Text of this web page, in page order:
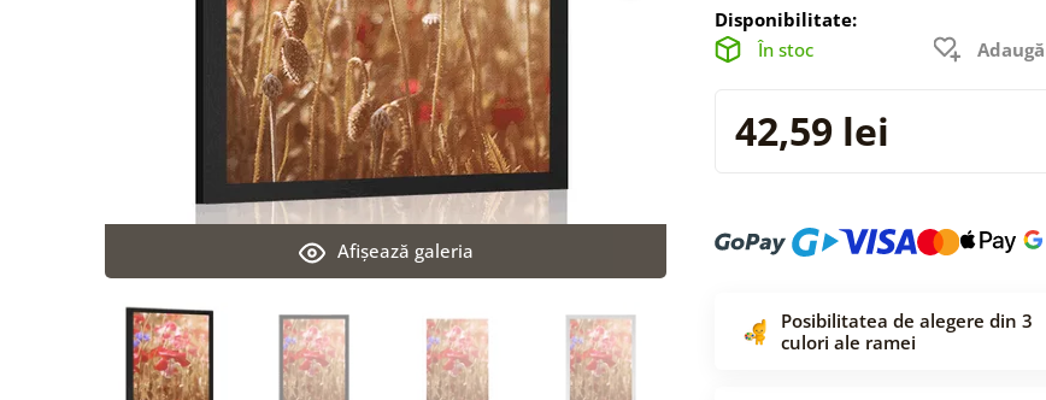
Afişează galeria
Disponibilitate:
În stoc
42,59 lei
Posibilitatea de alegere din 3
culori ale ramei